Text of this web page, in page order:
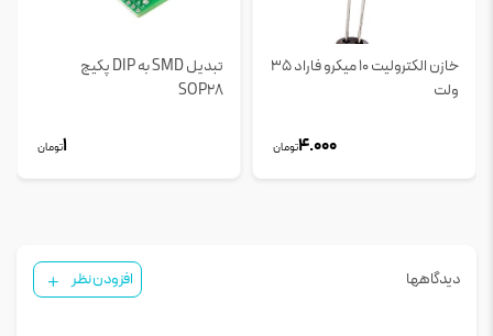
خازن الکترولیت 10 میکرو فاراد 35
ولت
4.000تومان
تبدیل SMD به DIP پکیج
SOP28
1تومان
دیدگاهها افزودن نظر